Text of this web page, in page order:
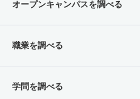
オープンキャンパスを調べる
職業を調べる
学問を調べる